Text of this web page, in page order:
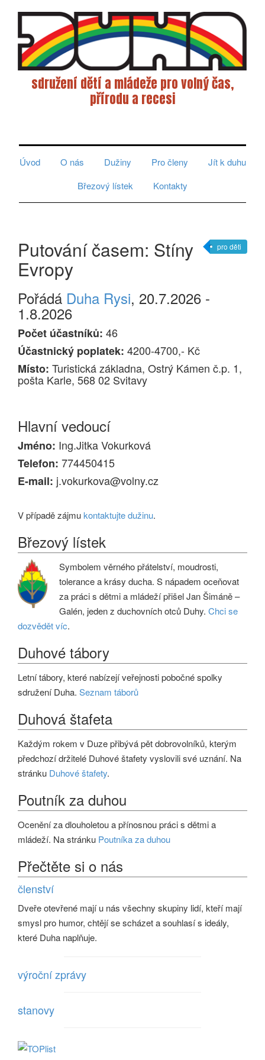
sdružení dětí a mládeže pro volný čas,
přírodu a recesi
Úvod
O nás Dužiny Pro členy
Jít k duhu
Březový lístek
Kontakty
pro děti
Putování časem: Stíny
Evropy
Pořádá Duha Rysi, 20.7.2026 -
1.8.2026
Počet účastníků: 46
Účastnický poplatek: 4200-4700,- Kč
Místo: Turistická základna, Ostrý Kámen č.p. 1,
pošta Karle, 568 02 Svitavy
Hlavní vedoucí
Jméno: Ing.Jitka Vokurková
Telefon: 774450415
E-mail: j.vokurkova@volny.cz
V případě zájmukontaktujte dužinu.
Březový lístek
Symbolem věrného přátelství, moudrosti,
tolerance a krásy ducha. S nápadem oceňovat
za práci s dětmi a mládeží přišel Jan Šimáně –
Galén, jeden z duchovních otců Duhy. Chci se
dozvědět víc.
Duhové tábory
Letní tábory, které nabízejí veřejnosti pobočné spolky
sdružení Duha. Seznam táborů
Duhová štafeta
Každým rokem v Duze přibývá pět dobrovolníků, kterým
předchozí držitelé Duhové štafety vyslovili své uznání. Na
stránku Duhové štafety.
Poutník za duhou
Ocenění za dlouholetou a přínosnou práci s dětmi a
mládeží. Na stránku Poutníka za duhou
Přečtěte si o nás
členství
Dveře otevřené mají u nás všechny skupiny lidí, kteří mají
smysl pro humor, chtějí se scházet a souhlasí s ideály,
které Duha naplňuje.
výroční zprávy
stanovy